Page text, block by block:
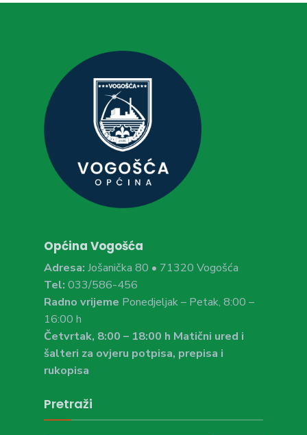
Općina Vogošća
Adresa: Jošanička 80 • 71320 Vogošća
Tel: 033/586-456
Radno vrijeme Ponedjeljak – Petak, 8:00 –
16:00 h
Četvrtak, 8:00 – 18:00 h Matični ured i
šalteri za ovjeru potpisa, prepisa i
rukopisa
Pretraži